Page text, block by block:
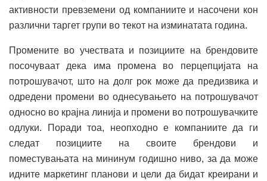
активности превземени од компаниите и насочени кон
различни таргет групи во текот на изминатата година.
Промените во учествата и позициите на брендовите
посочуваат дека има промена во перцепцијата на
потрошувачот, што на долг рок може да предизвика и
одредени промени во однесувањето на потрошувачот
односно во крајна линија и промени во потрошувачките
одлуки. Поради тоа, неопходно е компаниите да ги
следат позициите на своите брендови и
поместувањата на мининум годишно ниво, за да може
идните маркетинг планови и цели да бидат креирани и